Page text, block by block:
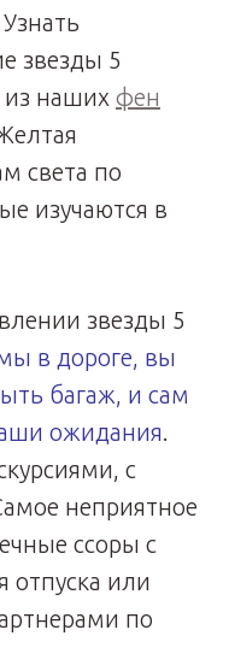
звезды 5
из наших фен
света по
изучаются в
звезды 5
в дороге, вы
багаж, и сам
ожидания.
с
неприятное
ссоры с
отпуска или
по